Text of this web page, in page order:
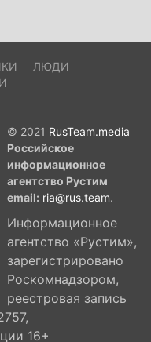
ЛЮДИ
© 2021 RusTeam.media
Российское
информационное
агентство Рустим
email: ria@rus.team.
Информационное
агентство «Рустим»,
зарегистрировано
Роскомнадзором,
реестровая запись
16+